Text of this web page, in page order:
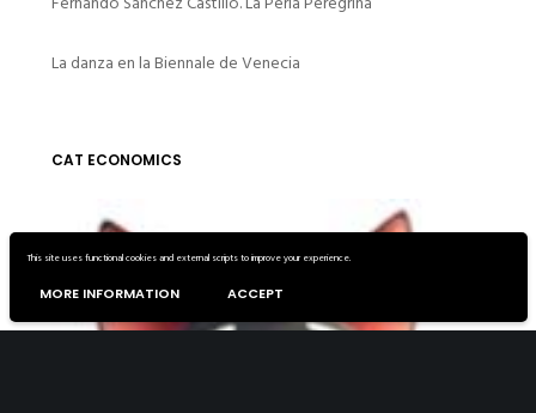
This site uses functional cookies and external scripts to improve your experience.
MORE INFORMATION ACCEPT
La danza en la Biennale de Venecia
CAT ECONOMICS